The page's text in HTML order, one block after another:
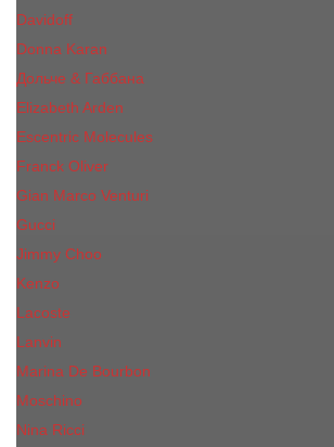
Davidoff
Donna Karan
Дольче & Габбана
Elizabeth Arden
Escentric Molecules
Franck Oliver
Gian Marco Venturi
Gucci
Jimmy Choo
Kenzo
Lacoste
Lanvin
Marina De Bourbon
Moschino
Nina Ricci